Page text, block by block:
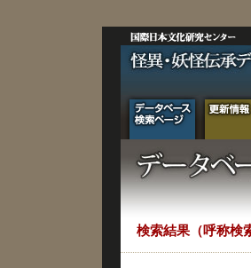
検索結果（呼称検